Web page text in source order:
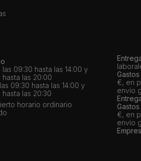
09:30 hasta las 14:00 y
hasta las 20:00
09:30 hasta las 14:00 y
las 20:30
horario ordinario
€, en
envío
€, en
envío